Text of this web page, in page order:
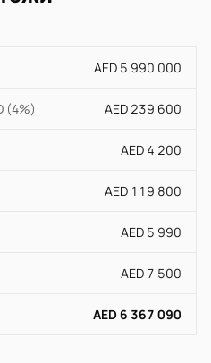
AED 5 990 000
(4%) AED 239 600
AED 4 200
AED 119 800
AED 5 990
AED 7 500
AED 6 367 090